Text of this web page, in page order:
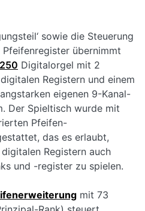
sowie die Steuerung
übernimmt
Digitalorgel mit 2
Registern und einem
eigenen 9-Kanal-
Der Spieltisch wurde mit
Pfeifen-
das es erlaubt,
Registern auch
und -register zu spielen.
mit 73